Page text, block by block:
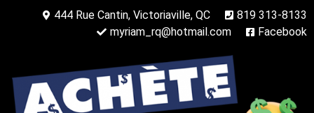
444 Rue Cantin, Victoriaville, QC
819 313-8133
myriam_rq@hotmail.com
Facebook